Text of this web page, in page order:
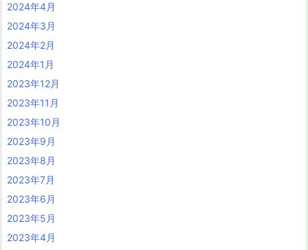
2024年4月
2024年3月
2024年2月
2024年1月
2023年12月
2023年11月
2023年10月
2023年9月
2023年8月
2023年7月
2023年6月
2023年5月
2023年4月